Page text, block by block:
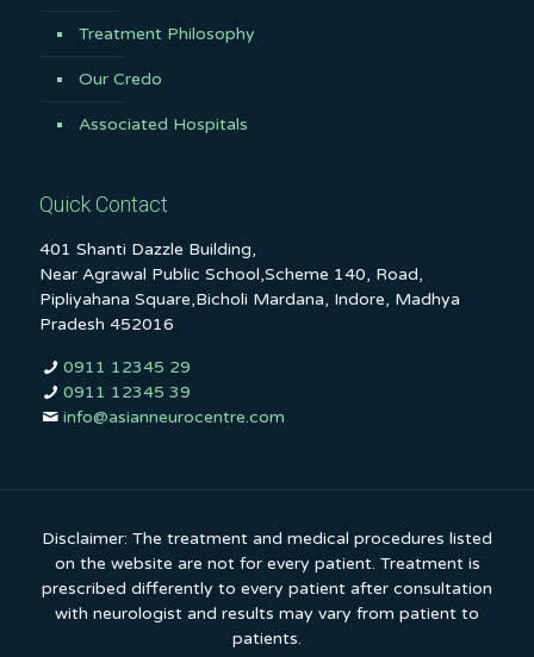
Treatment Philosophy
Our Credo
Associated Hospitals
Quick Contact
401 Shanti Dazzle Building,
Near Agrawal Public School,Scheme 140, Road,
Pipliyahana Square,Bicholi Mardana, Indore, Madhya
Pradesh 452016
0911 12345 29
0911 12345 39
info@asianneurocentre.com
Disclaimer: The treatment and medical procedures listed
on the website are not for every patient. Treatment is
prescribed differently to every patient after consultation
with neurologist and results may vary from patient to
patients.